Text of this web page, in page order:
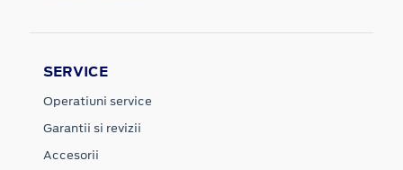
SERVICE
Operatiuni service
Garantii si revizii
Accesorii